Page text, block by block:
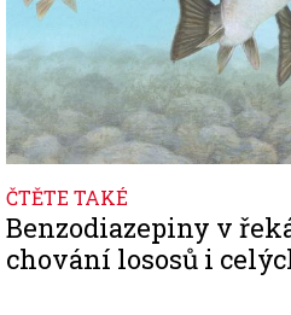
ČTĚTE TAKÉ
Benzodiazepiny v
chování lososů i